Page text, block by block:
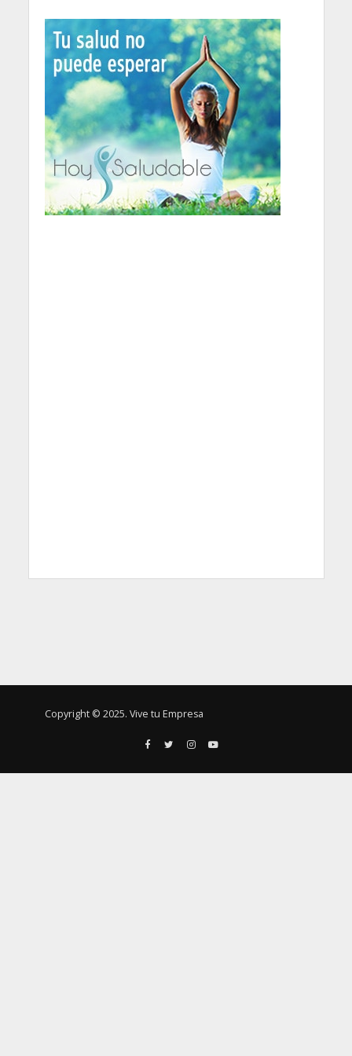
Copyright © 2025. Vive tu Empresa